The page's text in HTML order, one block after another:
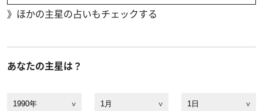
》 ほかの主星の占いもチェックする
あなたの主星は？